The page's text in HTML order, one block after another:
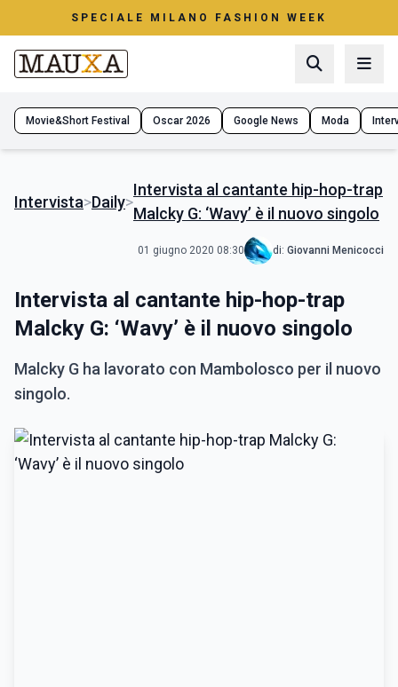
SPECIALE MILANO FASHION WEEK
Movie&Short Festival Oscar 2026 Google News Moda
Intervista>Daily>
Intervista al cantante hip-hop-trap
Malcky G: ‘Wavy’ è il nuovo singolo
01 giugno 2020 08:30 di: Giovanni Menicocci
Intervista al cantante hip-hop-trap
Malcky G: ‘Wavy’ è il nuovo singolo
Malcky G ha lavorato con Mambolosco per il nuovo
singolo.